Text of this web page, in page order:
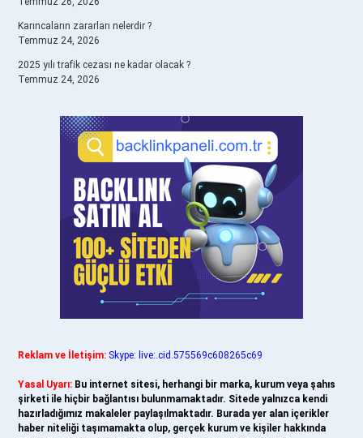
Karıncaların zararları nelerdir ?
Temmuz 24, 2026
2025 yılı trafik cezası ne kadar olacak ?
Temmuz 24, 2026
Reklam ve İletişim: Skype: live:.cid.575569c608265c69
Yasal Uyarı: Bu internet sitesi, herhangi bir marka, kurum veya şahıs
şirketi ile hiçbir bağlantısı bulunmamaktadır. Sitede yalnızca kendi
hazırladığımız makaleler paylaşılmaktadır. Burada yer alan içerikler
haber niteliği taşımamakta olup, gerçek kurum ve kişiler hakkında